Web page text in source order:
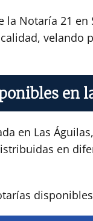
Notaría 21
en
en Las
en